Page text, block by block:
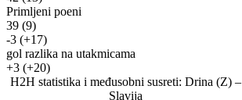
Primljeni poeni
39 (9)
-3 (+17)
gol razlika na utakmicama
+3 (+20)
H2H statistika i međusobni susreti: Drina (Z) –
Slavija